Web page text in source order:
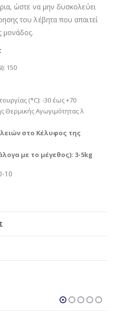
ώστε να μην δυσκολεύει
του λέβητα που απαιτεί
μονάδος.
150
(*C): -30 έως +70
Θερμικής Αγωγιμότητας λ
στο Κέλυφος της
με το μέγεθος): 3-5kg
10